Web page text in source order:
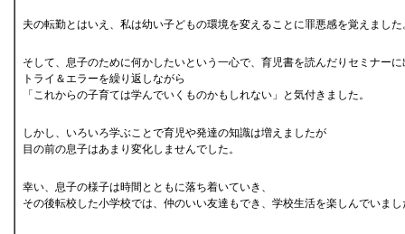
夫の転勤とはいえ、私は幼い子どもの環境を変えることに罪悪感を覚えました
そして、息子のために何かしたいという一心で、育児書を読んだりセミナーに
トライ＆エラーを繰り返しながら
「これからの子育ては学んでいくものかもしれない」と気付きました。
しかし、いろいろ学ぶことで育児や発達の知識は増えましたが
目の前の息子はあまり変化しませんでした。
幸い、息子の様子は時間とともに落ち着いていき、
その後転校した小学校では、仲のいい友達もでき、学校生活を楽しんでいまし